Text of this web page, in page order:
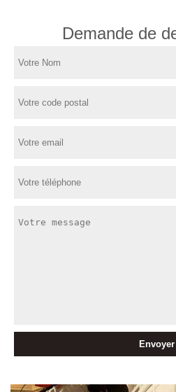
Demande de